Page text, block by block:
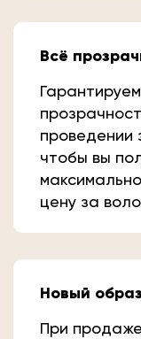
Всё
проведении
чтобы вы
цену за
Новый
При